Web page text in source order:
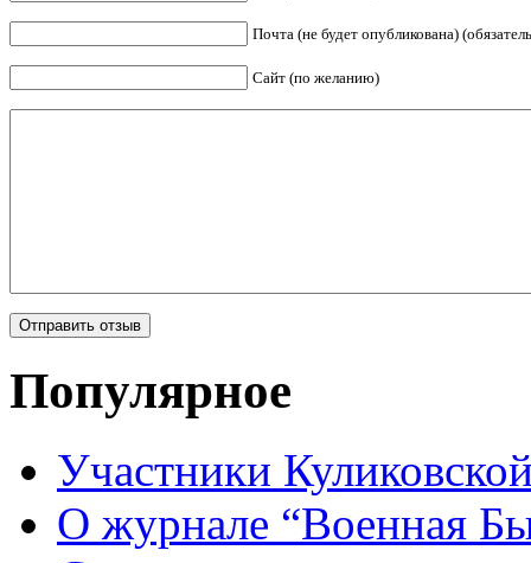
Почта (не будет опубликована)
Сайт (по желанию)
Популярное
Участники
О журнале “Военная